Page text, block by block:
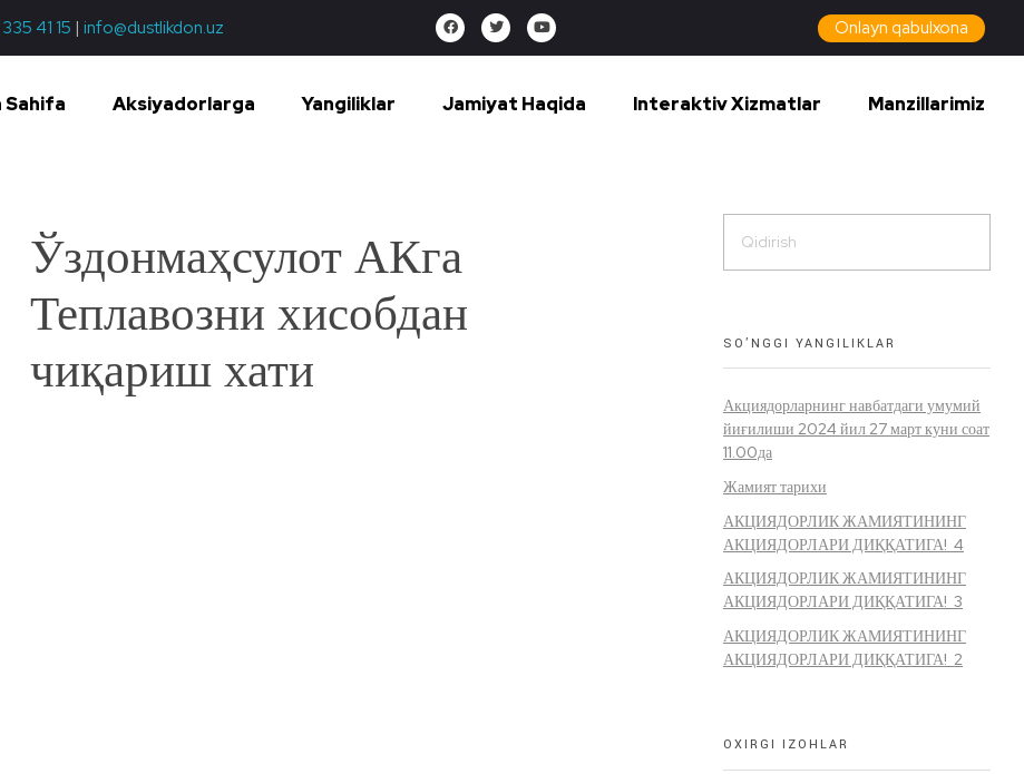
41 15 | info@dustlikdon.uz Onlayn qabulxona
Sahifa Aksiyadorlarga Yangiliklar Jamiyat Haqida Interaktiv Xizmatlar Manzillarimiz
Ўздонмаҳсулот АКга
Теплавозни хисобдан
чиқариш хати
SO’NGGI YANGILIKLAR
Акциядорларнинг навбатдаги умумий
йиғилиши 2024 йил 27 март куни соат
11.00да
Жамият тарихи
АКЦИЯДОРЛИК ЖАМИЯТИНИНГ
АКЦИЯДОРЛАРИ ДИҚҚАТИГА! 4
АКЦИЯДОРЛИК ЖАМИЯТИНИНГ
АКЦИЯДОРЛАРИ ДИҚҚАТИГА! 3
АКЦИЯДОРЛИК ЖАМИЯТИНИНГ
АКЦИЯДОРЛАРИ ДИҚҚАТИГА! 2
OXIRGI IZOHLAR